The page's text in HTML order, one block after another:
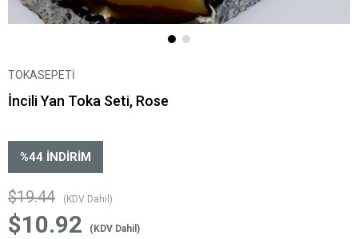
TOKASEPETİ
İncili Yan Toka Seti, Rose
%44 İNDIRIM
$19.44 (KDV Dahil)
$10.92 (KDV Dahil)